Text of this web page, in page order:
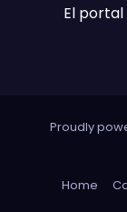
El portal
Proudly
Home